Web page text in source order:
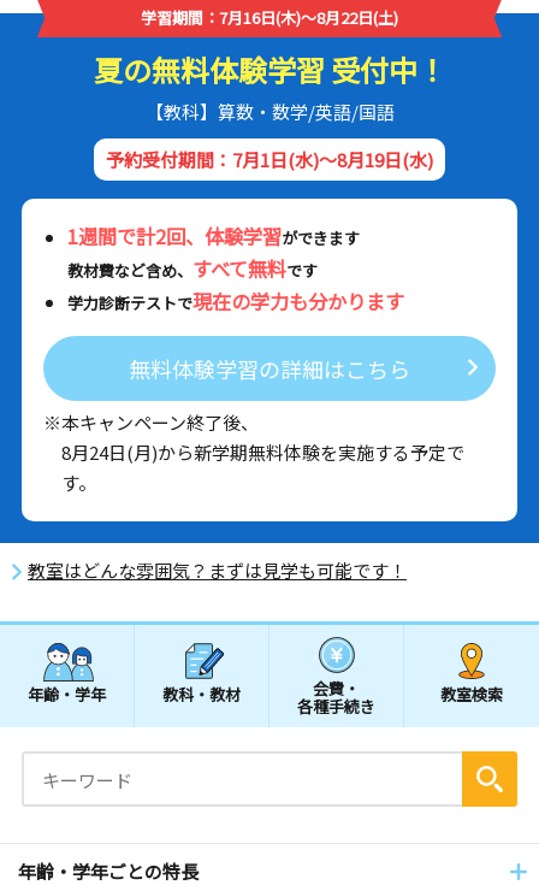
学習期間：7月16日(木)～8月22日(土)
夏の無料体験学習 受付中！
【教科】算数・数学/英語/国語
予約受付期間：7月1日(水)～8月19日(水)
1週間で計2回、体験学習ができます
教材費など含め、 すべて無料です
学力診断テストで現在の学力も分かります
無料体験学習の詳細はこちら
※本キャンペーン終了後、
8月24日(月)から新学期無料体験を実施する予定で
す。
教室はどんな雰囲気？まずは見学も可能です！
年齢・学年 教科・教材 会費・
各種手続き
教室検索
年齢・学年ごとの特長